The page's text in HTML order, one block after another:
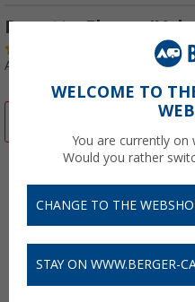
Regatta Floreo IV
Artikelnr: 41196450
WELCOME TO
You are currently on
Would you rather
CHANGE TO THE
STAY ON WWW.BERGER-